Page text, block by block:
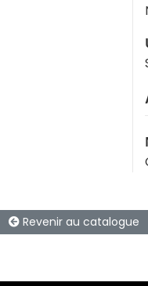
Revenir au catalogue